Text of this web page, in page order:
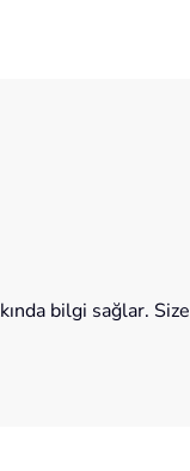
bilgi sağlar. Size